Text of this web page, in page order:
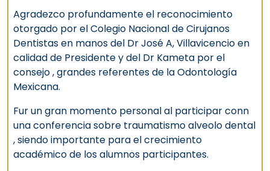
Agradezco profundamente el reconocimiento
otorgado por el Colegio Nacional de Cirujanos
Dentistas en manos del Dr José A, Villavicencio en
calidad de Presidente y del Dr Kameta por el
consejo , grandes referentes de la Odontología
Mexicana.
Fur un gran momento personal al participar conn
una conferencia sobre traumatismo alveolo dental
, siendo importante para el crecimiento
académico de los alumnos participantes.